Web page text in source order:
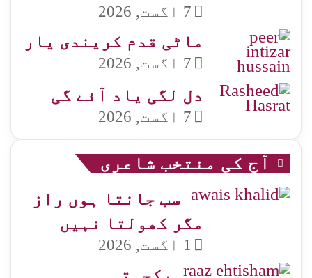
7 اگست, 2026
ماٹی قدم کریندی یار
7 اگست, 2026
دل لگی یاد آئے گی
7 اگست, 2026
آج کی منتخب شاعری
سب جانتا ہوں راز
مگر کھولتا نہیں
1 اگست, 2026